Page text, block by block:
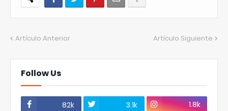
Artículo Anterior Artículo Siguiente
Follow Us
82k 3.1k 1.8k